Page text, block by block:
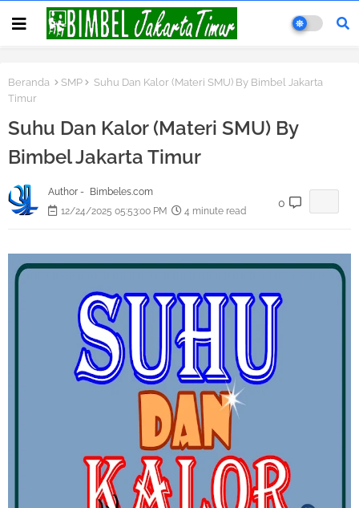
Beranda SMP
Suhu Dan Kalor (Materi SMU) By Bimbel Jakarta
Timur
Suhu Dan Kalor (Materi SMU) By
Bimbel Jakarta Timur
Author -
Bimbeles.com
12/24/2025 05:53:00 PM
4 minute read
0